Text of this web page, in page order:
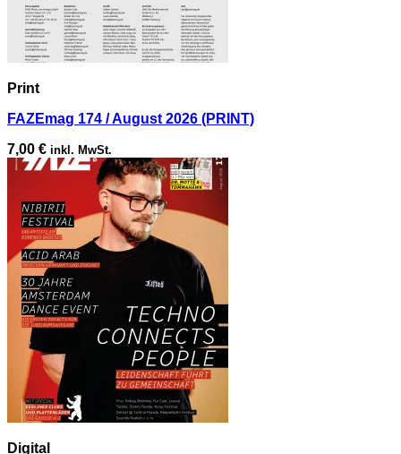
Print
FAZEmag 174 / August 2026 (PRINT)
7,00 € inkl. MwSt.
Digital